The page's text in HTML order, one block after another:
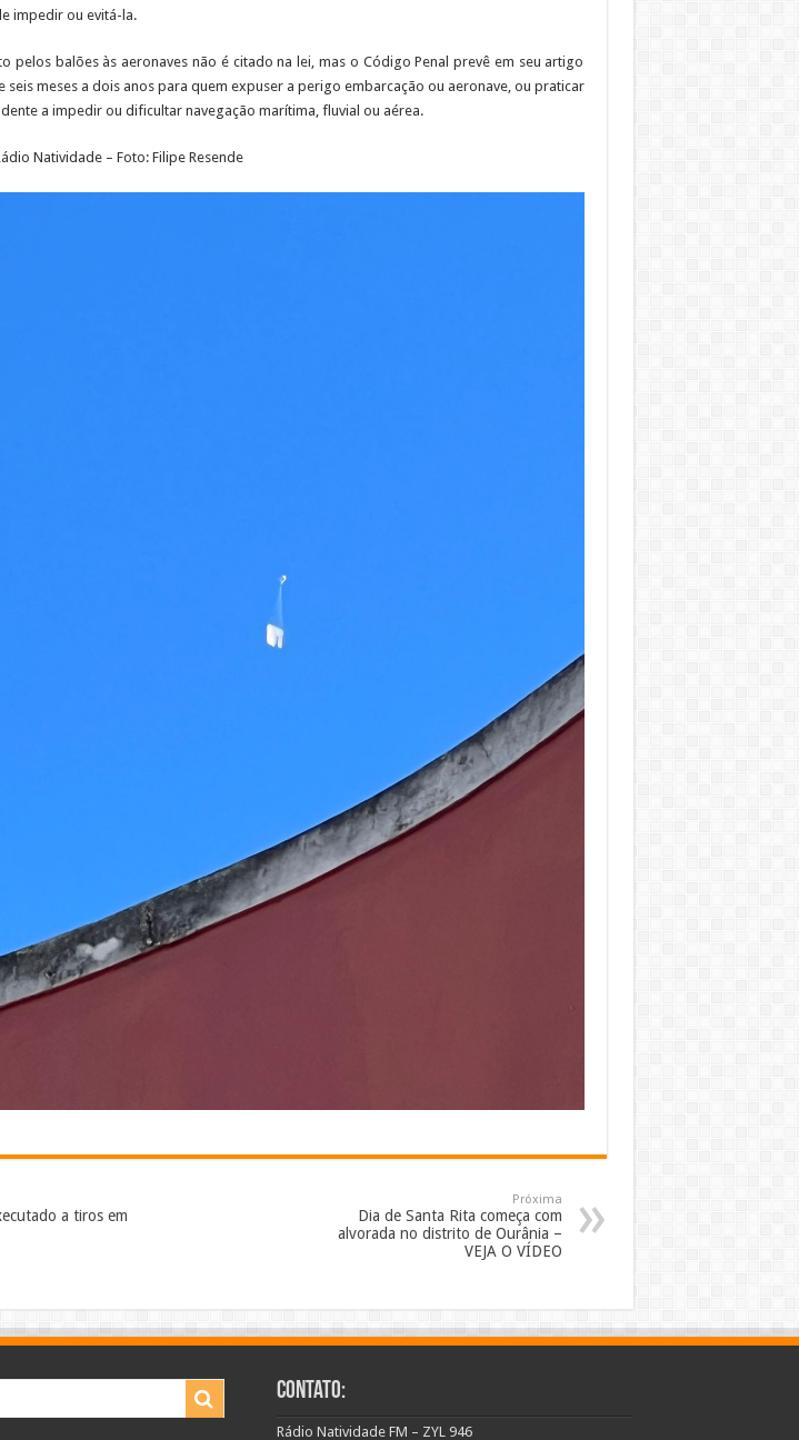
impedir ou evitá-la.
pelos balões às aeronaves não é citado na lei, mas o Código Penal prevê em seu artigo
seis meses a dois anos para quem expuser a perigo embarcação ou aeronave, ou praticar
a impedir ou dificultar navegação marítima, fluvial ou aérea.
Natividade – Foto: Filipe Resende
a tiros em
Próxima
Dia de Santa Rita começa com
alvorada no distrito de Ourânia –
VEJA O VÍDEO
Contato:
Rádio Natividade FM – ZYL 946